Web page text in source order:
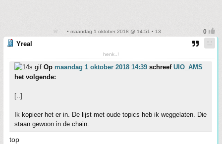
• maandag 1 oktober 2018 @ 14:51 • 13
Yreal
henk..!
Op maandag 1 oktober 2018 14:39 schreef UIO_AMS
het volgende:
[..]
Ik kopieer het er in. De lijst met oude topics heb ik weggelaten. Die
staan gewoon in de chain.
top